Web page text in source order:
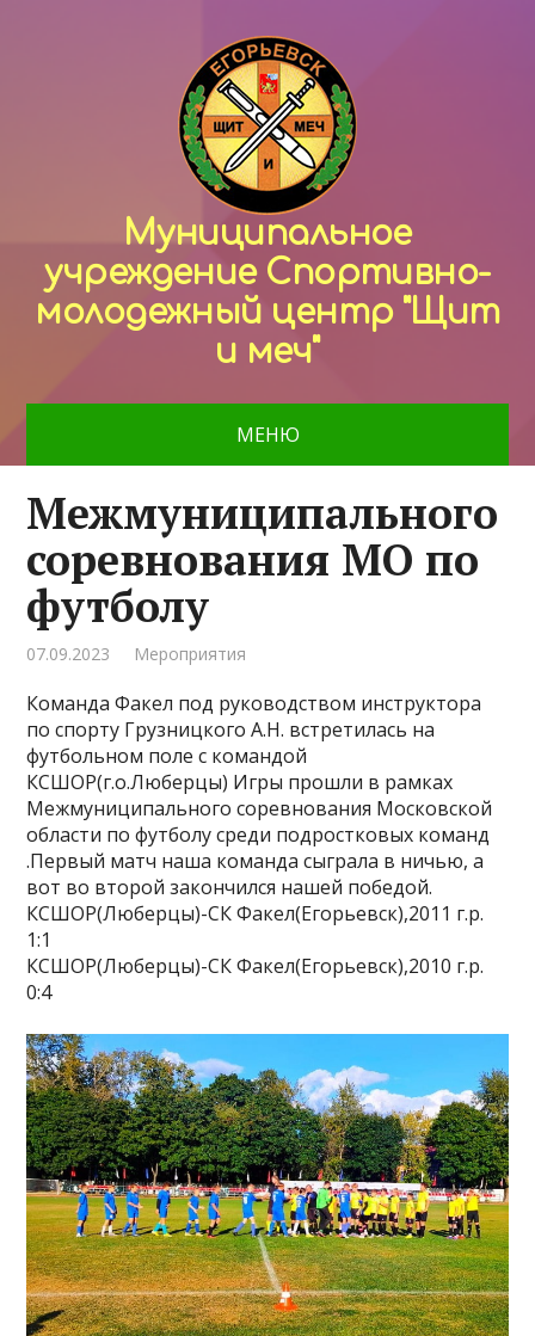
Муниципальное
учреждение Спортивно-
молодежный центр "Щит
и меч"
МЕНЮ
Межмуниципального
соревнования МО по
футболу
07.09.2023 Мероприятия
Команда Факел под руководством инструктора
по спорту Грузницкого А.Н. встретилась на
футбольном поле с командой
КСШОР(г.о.Люберцы) Игры прошли в рамках
Межмуниципального соревнования Московской
области по футболу среди подростковых команд
.Первый матч наша команда сыграла в ничью, а
вот во второй закончился нашей победой.
КСШОР(Люберцы)-СК Факел(Егорьевск),2011 г.р.
1:1
КСШОР(Люберцы)-СК Факел(Егорьевск),2010 г.р.
0:4